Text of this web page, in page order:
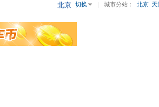
北京 切换 城市分站： 北京 天